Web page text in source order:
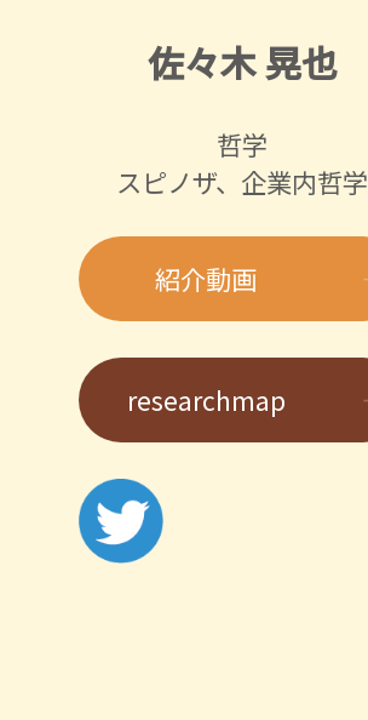
佐々木 晃也
哲学
スピノザ、企業内哲学
紹介動画
researchmap